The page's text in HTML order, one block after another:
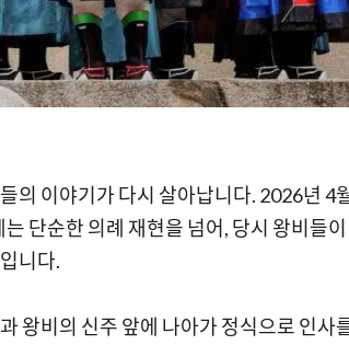
의 이야기가 다시 살아납니다. 2026년 4
단순한 의례 재현을 넘어, 당시 왕비들이
니다.
왕비의 신주 앞에 나아가 정식으로 인사